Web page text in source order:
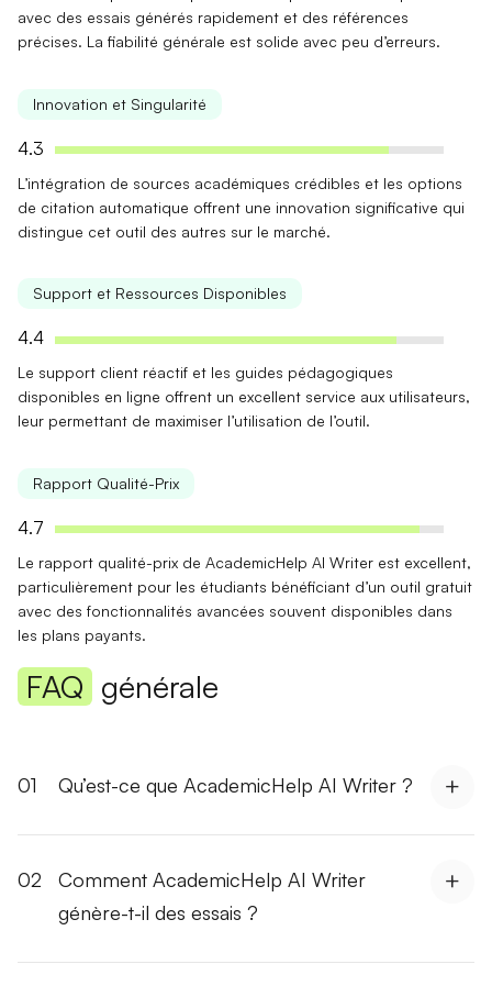
avec des essais générés rapidement et des références
précises. La fiabilité générale est solide avec peu d’erreurs.
Innovation et Singularité
4.3
L’intégration de sources académiques crédibles et les options
de citation automatique offrent une innovation significative qui
distingue cet outil des autres sur le marché.
Support et Ressources Disponibles
4.4
Le support client réactif et les guides pédagogiques
disponibles en ligne offrent un excellent service aux utilisateurs,
leur permettant de maximiser l’utilisation de l’outil.
Rapport Qualité-Prix
4.7
Le rapport qualité-prix de AcademicHelp AI Writer est excellent,
particulièrement pour les étudiants bénéficiant d’un outil gratuit
avec des fonctionnalités avancées souvent disponibles dans
les plans payants.
FAQ générale
01 Qu’est-ce que AcademicHelp AI Writer ?
02
Comment AcademicHelp AI Writer
génère-t-il des essais ?